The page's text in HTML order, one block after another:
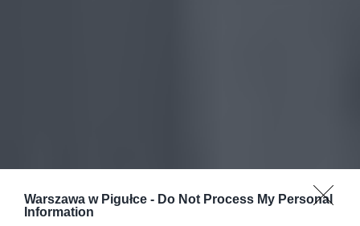
Warszawa w Pigułce - Do Not Process My Personal
Information